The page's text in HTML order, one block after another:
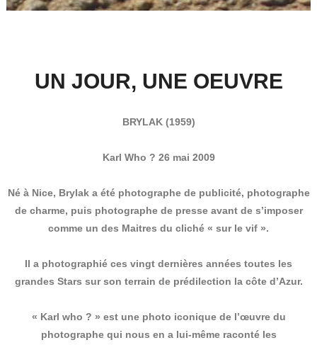
UN JOUR, UNE OEUVRE
BRYLAK (1959)
Karl Who ? 26 mai 2009
Né à Nice, Brylak a été photographe de publicité, photographe
de charme, puis photographe de presse avant de s’imposer
comme un des Maitres du cliché « sur le vif ».
Il a photographié ces vingt dernières années toutes les
grandes Stars sur son terrain de prédilection la côte d’Azur.
« Karl who ? » est une photo iconique de l’œuvre du
photographe qui nous en a lui-même raconté les